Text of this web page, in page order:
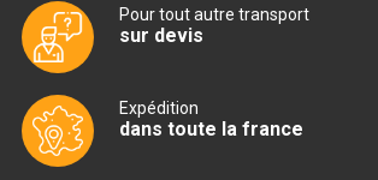
CUISINIÈRE 700 ÉLECTRIQUE
BAIN MARIE
Pour tout autre transport
sur devis
Expédition
dans toute la france